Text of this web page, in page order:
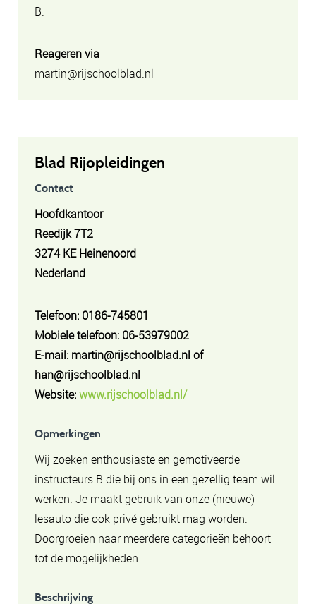
B.
Reageren via
martin@rijschoolblad.nl
Blad Rijopleidingen
Contact
Hoofdkantoor
Reedijk 7T2
3274 KE Heinenoord
Nederland
Telefoon: 0186-745801
Mobiele telefoon: 06-53979002
E-mail: martin@rijschoolblad.nl of
han@rijschoolblad.nl
Website:www.rijschoolblad.nl/
Opmerkingen
Wij zoeken enthousiaste en gemotiveerde
instructeurs B die bij ons in een gezellig team wil
werken. Je maakt gebruik van onze (nieuwe)
lesauto die ook privé gebruikt mag worden.
Doorgroeien naar meerdere categorieën behoort
tot de mogelijkheden.
Beschrijving